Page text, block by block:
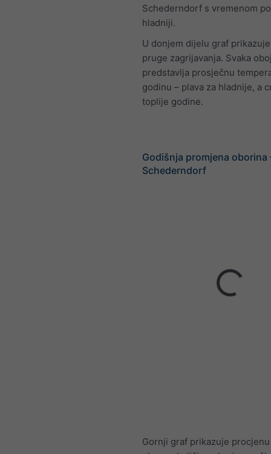
Schederndorf s vremenom
hladniji.
U donjem dijelu graf
pruge zagrijavanja. Svaka
predstavlja prosječnu
godinu – plava za hladnije, a
toplije godine.
Godišnja promjena oborina
Schederndorf
Gornji graf prikazuje